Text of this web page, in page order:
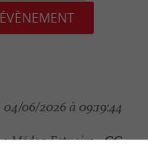
04/06/2026 à 09:19:44
:Médoc Estuaire -CC